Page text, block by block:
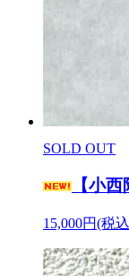
SOLD OUT
【小
15,000円(税